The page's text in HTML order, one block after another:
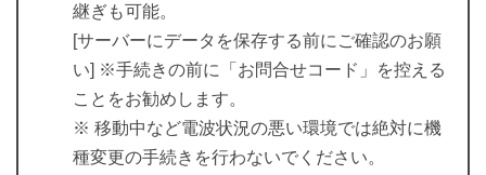
継ぎも可能。
[サーバーにデータを保存する前にご確認のお願
い] ※手続きの前に「お問合せコード」を控える
ことをお勧めします。
※ 移動中など電波状況の悪い環境では絶対に機
種変更の手続きを行わないでください。